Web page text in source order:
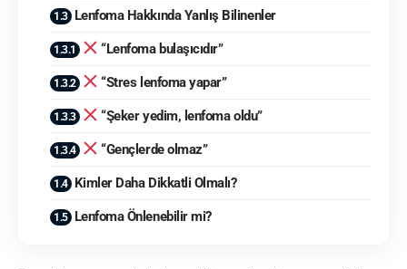
Lenfoma Hakkında Yanlış Bilinenler
“Lenfoma bulaşıcıdır”
“Stres lenfoma yapar”
“Şeker yedim, lenfoma oldu”
“Gençlerde olmaz”
Kimler Daha Dikkatli Olmalı?
Lenfoma Önlenebilir mi?